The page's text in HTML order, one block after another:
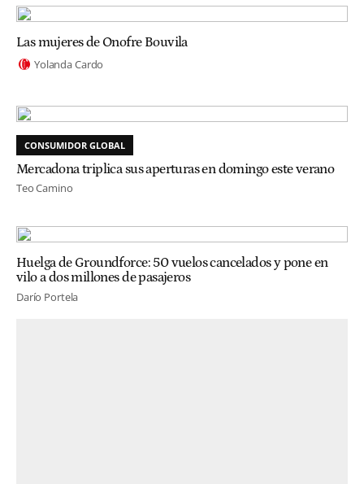
Las mujeres de Onofre Bouvila
Yolanda Cardo
CONSUMIDOR GLOBAL
Mercadona triplica sus aperturas en domingo este verano
Teo Camino
Huelga de Groundforce: 50 vuelos cancelados y pone en
vilo a dos millones de pasajeros
Darío Portela